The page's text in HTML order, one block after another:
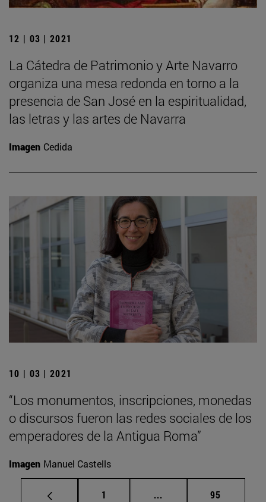
12 | 03 | 2021
La Cátedra de Patrimonio y Arte Navarro
organiza una mesa redonda en torno a la
presencia de San José en la espiritualidad,
las letras y las artes de Navarra
Imagen Cedida
10 | 03 | 2021
“Los monumentos, inscripciones, monedas
o discursos fueron las redes sociales de los
emperadores de la Antigua Roma”
Imagen Manuel Castells
Página
1 ... Páginas intermedias
Página
95